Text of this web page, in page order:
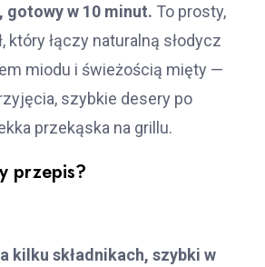
gotowy w 10 minut. To prosty,
który łączy naturalną słodycz
miodu i świeżością mięty —
szybkie desery po
przekąska na grillu.
przepis?
kilku składnikach, szybki w